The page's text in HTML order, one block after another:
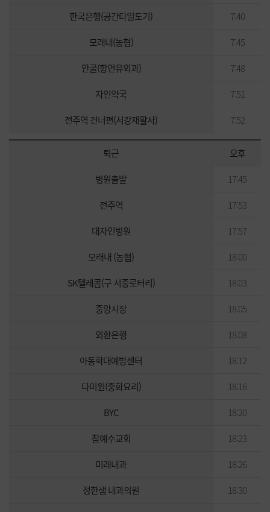
한국은행(공간타일도기)
7:40
모래내(농협)
7:45
안골(항연유외과)
7:48
자인약국
7:51
전주역 건너편(서강재활사)
7:52
퇴근
오후
병원출발
17:45
전주역
17:53
대자인병원
17:57
모래내 (농협)
18:00
SK텔레콤(구 서중로터리)
18:03
중앙시장
18:05
외환은행
18:08
아동학대예방센터
18:12
다미원(중화요리)
18:16
BYC
18:20
참예수교회
18:23
미래내과
18:26
정한샘 내과의원
18:30